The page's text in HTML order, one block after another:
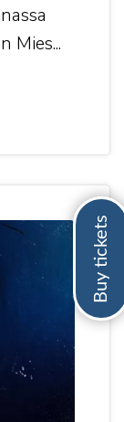
Mies...